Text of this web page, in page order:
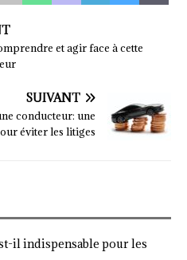
et agir face à cette
SUIVANT
conducteur: une
éviter les litiges
il indispensable pour les